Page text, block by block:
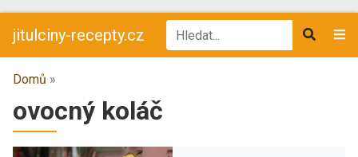
jitulciny-recepty.cz
Domů »
ovocný koláč